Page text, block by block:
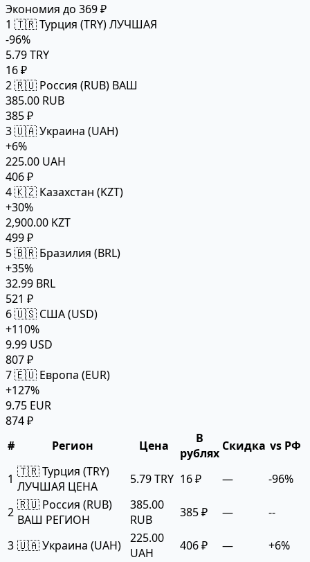
Экономия до 369 ₽
1 🇹🇷 Турция (TRY)ЛУЧШАЯ
-96%
5.79 TRY
16 ₽
2🇷🇺 Россия (RUB) ВАШ
385.00 RUB
385 ₽
3🇺🇦 Украина (UAH)
+6%
225.00 UAH
406 ₽
4🇰🇿 Казахстан (KZT)
+30%
2,900.00 KZT
499 ₽
5🇧🇷 Бразилия (BRL)
+35%
32.99 BRL
521 ₽
6🇺🇸 США (USD)
+110%
9.99 USD
807 ₽
7🇪🇺 Европа (EUR)
+127%
9.75 EUR
874 ₽
#
Регион Цена
В
рублях Скидка vs РФ
1 🇹🇷 Турция (TRY)
ЛУЧШАЯ ЦЕНА
5.79 TRY 16 ₽ — -96%
2 🇷🇺 Россия (RUB)
ВАШ РЕГИОН
385.00
RUB
385 ₽ — --
3 🇺🇦 Украина (UAH) 225.00
UAH
406 ₽ — +6%